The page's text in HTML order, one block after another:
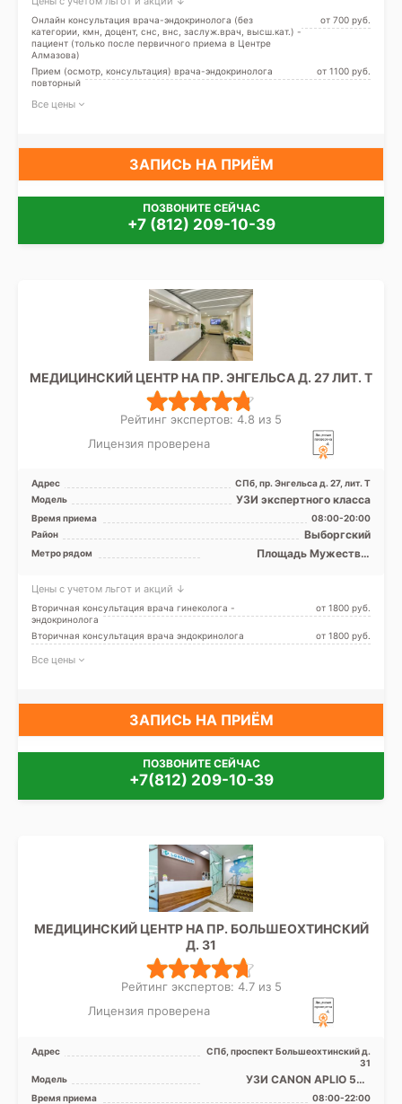
Онлайн консультация врача-эндокринолога (без
категории, кмн, доцент, снс, внс, заслуж.врач, высш.кат.) -
пациент (только после первичного приема в Центре
Алмазова)
от 700 pуб.
Прием (осмотр, консультация) врача-эндокринолога
повторный
от 1100 pуб.
Все цены
ЗАПИСЬ НА ПРИЁМ
ПОЗВОНИТЕ СЕЙЧАС
+7 (812) 209-10-39
МЕДИЦИНСКИЙ ЦЕНТР НА ПР. ЭНГЕЛЬСА Д. 27 ЛИТ. Т
Рейтинг экспертов: 4.8 из 5
Лицензия проверена
Адрес
СПб, пр. Энгельса д. 27, лит. Т
Модель
УЗИ экспертного класса
Время приема
08:00-20:00
Район
Выборгский
Метро рядом
Площадь Мужества,
Цены с учетом льгот и акций ↓
Вторичная консультация врача гинеколога -
эндокринолога
от 1800 pуб.
Вторичная консультация врача эндокринолога от 1800 pуб.
Все цены
ЗАПИСЬ НА ПРИЁМ
ПОЗВОНИТЕ СЕЙЧАС
+7(812) 209-10-39
МЕДИЦИНСКИЙ ЦЕНТР НА ПР. БОЛЬШЕОХТИНСКИЙ
Д. 31
Рейтинг экспертов: 4.7 из 5
Лицензия проверена
Адрес
СПб, проспект Большеохтинский д.
31
Модель
УЗИ CANON APLIO 500
экспертного класса
Время приема
08:00-22:00